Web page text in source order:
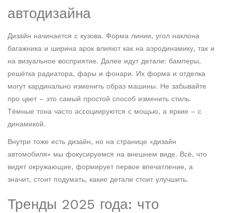
автодизайна
Дизайн начинается с кузова. Форма линии, угол наклона
багажника и ширина арок влияют как на аэродинамику, так и
на визуальное восприятие. Далее идут детали: бамперы,
решётка радиатора, фары и фонари. Их форма и отделка
могут кардинально изменить образ машины. Не забывайте
про цвет – это самый простой способ изменить стиль.
Тёмные тона часто ассоциируются с мощью, а яркие – с
динамикой.
Внутри тоже есть дизайн, но на странице «дизайн
автомобиля» мы фокусируемся на внешнем виде. Всё, что
видят окружающие, формирует первое впечатление, а
значит, стоит подумать, какие детали стоит улучшить.
Тренды 2025 года: что